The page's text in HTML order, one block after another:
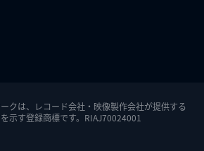
クは、レコード会社・映像製作会社が提供する
示す登録商標です。RIAJ70024001